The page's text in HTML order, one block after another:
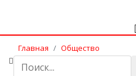
Главная
Общество
Один день с инспектором
Мытищах